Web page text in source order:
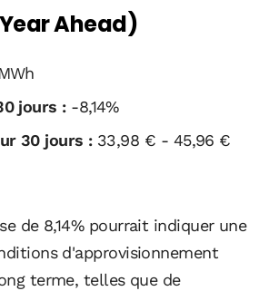
Ahead)
jours :-8,14%
30 jours :33,98 € - 45,96 €
de 8,14% pourrait indiquer une
d'approvisionnement
terme, telles que de